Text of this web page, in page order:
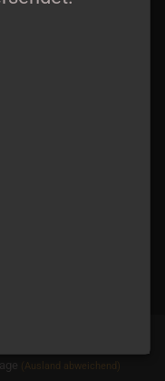
(Ausland abweichend)